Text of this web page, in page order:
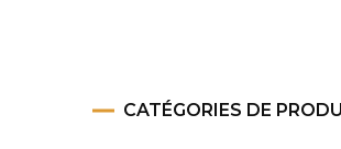
CATÉGORIES DE